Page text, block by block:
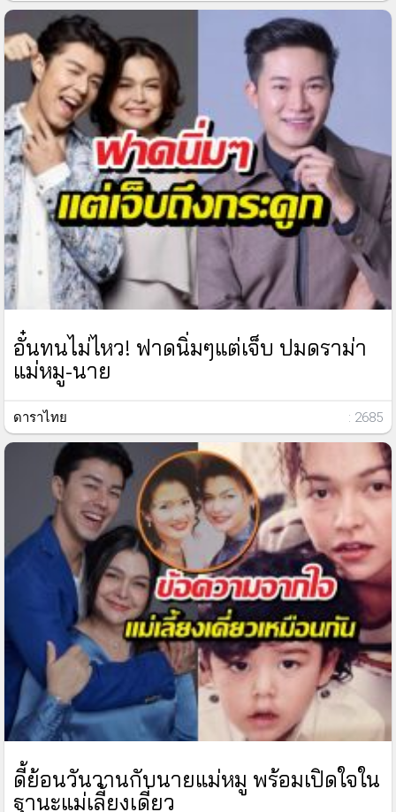
อั๋นทนไม่ไหว! ฟาดนิ่มๆแต่เจ็บ ปมดราม่า
แม่หมู-นาย
ดาราไทย : 2685
ดี้ย้อนวันวานกับนายแม่หมู พร้อมเปิดใจใน
ฐานะแม่เลี้ยงเดี่ยว